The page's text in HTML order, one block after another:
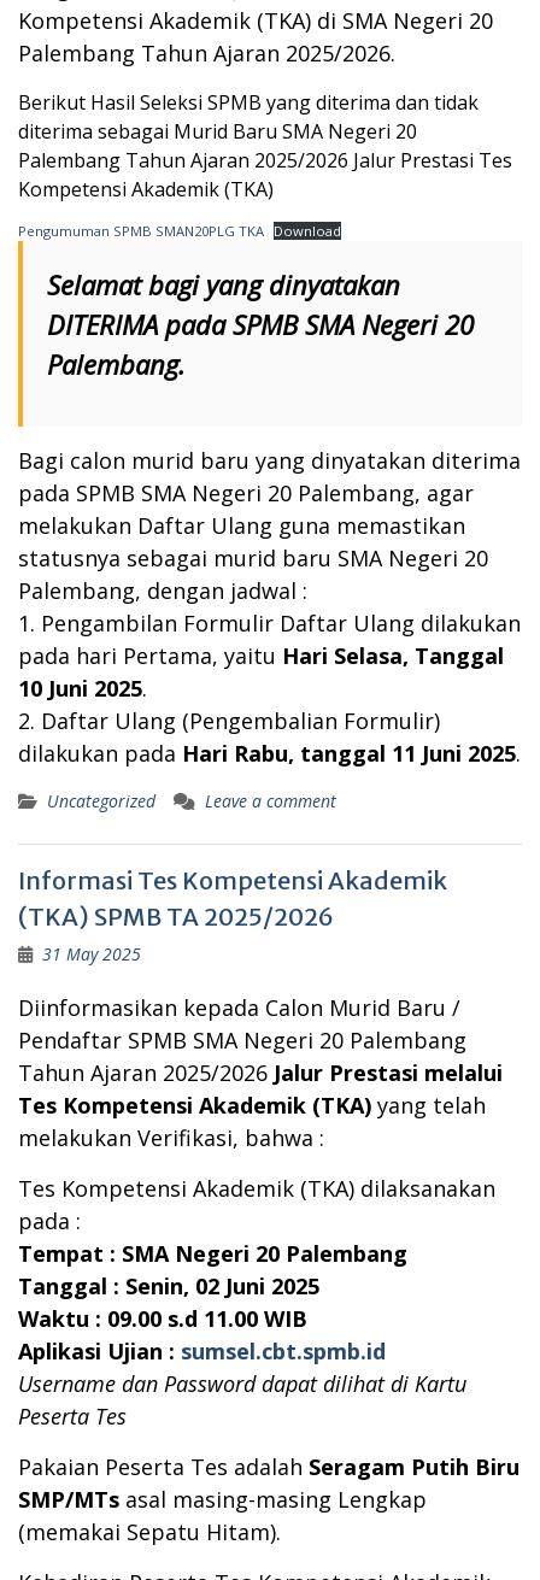
Kompetensi Akademik (TKA) di SMA Negeri 20
Palembang Tahun Ajaran 2025/2026.
Berikut Hasil Seleksi SPMB yang diterima dan tidak
diterima sebagai Murid Baru SMA Negeri 20
Palembang Tahun Ajaran 2025/2026 Jalur Prestasi Tes
Kompetensi Akademik (TKA)
Pengumuman SPMB SMAN20PLG TKA Download
Selamat bagi yang dinyatakan
DITERIMA pada SPMB SMA Negeri 20
Palembang.
Bagi calon murid baru yang dinyatakan diterima
pada SPMB SMA Negeri 20 Palembang, agar
melakukan Daftar Ulang guna memastikan
statusnya sebagai murid baru SMA Negeri 20
Palembang, dengan jadwal :
1. Pengambilan Formulir Daftar Ulang dilakukan
pada hari Pertama, yaitu Hari Selasa, Tanggal
10 Juni 2025.
2. Daftar Ulang (Pengembalian Formulir)
dilakukan pada Hari Rabu, tanggal 11 Juni 2025.
Uncategorized Leave a comment
Informasi Tes Kompetensi Akademik
(TKA) SPMB TA 2025/2026
31 May 2025
Diinformasikan kepada Calon Murid Baru /
Pendaftar SPMB SMA Negeri 20 Palembang
Tahun Ajaran 2025/2026 Jalur Prestasi melalui
Tes Kompetensi Akademik (TKA) yang telah
melakukan Verifikasi, bahwa :
Tes Kompetensi Akademik (TKA) dilaksanakan
pada :
Tempat : SMA Negeri 20 Palembang
Tanggal : Senin, 02 Juni 2025
Waktu : 09.00 s.d 11.00 WIB
Aplikasi Ujian : sumsel.cbt.spmb.id
Username dan Password dapat dilihat di Kartu
Peserta Tes
Pakaian Peserta Tes adalah Seragam Putih Biru
SMP/MTs asal masing-masing Lengkap
(memakai Sepatu Hitam).